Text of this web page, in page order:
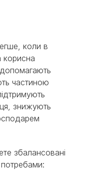
коли в
корисна
частиною
знижують
збалансовані